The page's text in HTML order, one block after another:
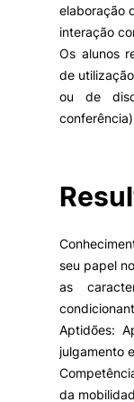
Razões para escolher a
Vida Académica
Tunas Académicas
Informações Úteis
Missão e objetivos
Podcast “Quintas
com Alumni”
elaboração
interação
Os alunos
de
ou de
seu papel
as
Aptidões:
julgamento
da